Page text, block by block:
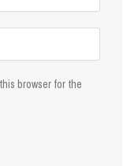
browser for the